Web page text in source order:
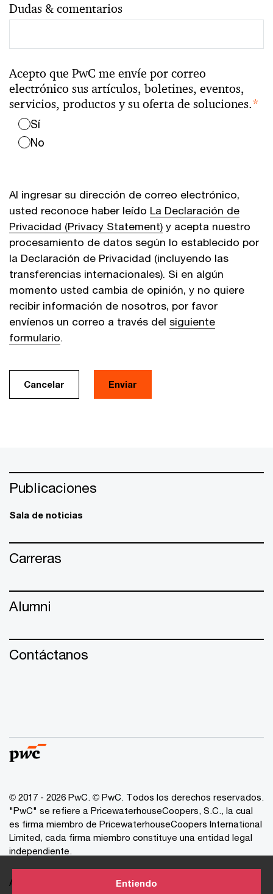
Entiendo
Dudas & comentarios
Acepto que PwC me envíe por correo
electrónico sus artículos, boletines, eventos,
servicios, productos y su oferta de soluciones.*
Sí
No
Al ingresar su dirección de correo electrónico,
usted reconoce haber leído La Declaración de
Privacidad (Privacy Statement) y acepta nuestro
procesamiento de datos según lo establecido por
la Declaración de Privacidad (incluyendo las
transferencias internacionales). Si en algún
momento usted cambia de opinión, y no quiere
recibir información de nosotros, por favor
envíenos un correo a través del siguiente
formulario.
Cancelar Enviar
Publicaciones
Sala de noticias
Carreras
Alumni
Contáctanos
© 2017 - 2026 PwC. © PwC. Todos los derechos reservados.
"PwC" se refiere a PricewaterhouseCoopers, S.C., la cual
es firma miembro de PricewaterhouseCoopers International
Limited, cada firma miembro constituye una entidad legal
independiente.
Avisos de Privacidad